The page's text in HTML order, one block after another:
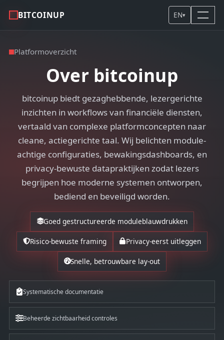
BITCOINUP EN▾
Platformoverzicht
Over bitcoinup
bitcoinup biedt gezaghebbende, lezergerichte
inzichten in workflows van financiële diensten,
vertaald van complexe platformconcepten naar
cleane, actiegerichte taal. Wij belichten module-
achtige configuraties, bewakingsdashboards, en
privacy-bewuste datapraktijken zodat lezers
begrijpen hoe moderne systemen ontworpen,
bediend en beveiligd worden.
Goed gestructureerde moduleblauwdrukken
Risico-bewuste framing Privacy-eerst uitleggen
Snelle, betrouwbare lay-out
Systematische documentatie
Beheerde zichtbaarheid controles